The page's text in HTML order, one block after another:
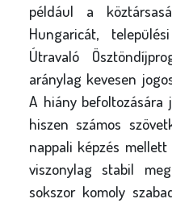
például a
Hungaricát,
Útravaló
aránylag kevesen
A hiány befoltozására
hiszen számos
nappali képzés
viszonylag stabil
sokszor komoly